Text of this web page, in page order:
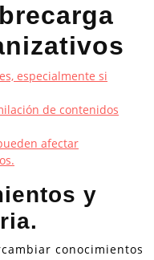
especialmente si
de contenidos
afectar
y
conocimientos